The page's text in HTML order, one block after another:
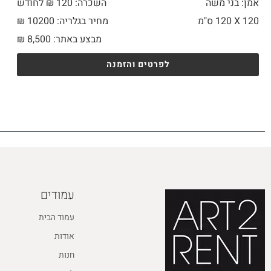
אמן: בני משה
השכרה: 120 ₪ לחודש
120 X
מחיר בגלריה: 10200 ₪
מבצע באתר:
₪ 8,500
לפרטים והזמנה
עמודים
עמוד הבית
אודות
חנות